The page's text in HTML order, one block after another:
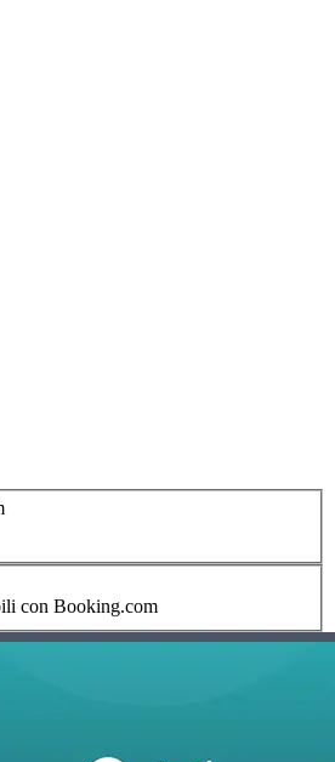
con Booking.com